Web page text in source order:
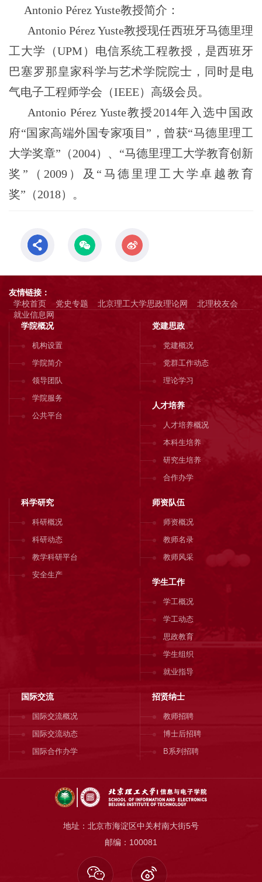
Antonio Pérez Yuste教授简介：
Antonio Pérez Yuste教授现任西班牙马德里理
工大学（UPM）电信系统工程教授，是西班牙
巴塞罗那皇家科学与艺术学院院士，同时是电
气电子工程师学会（IEEE）高级会员。
Antonio Pérez Yuste教授2014年入选中国政
府“国家高端外国专家项目”，曾获“马德里理工
大学奖章”（2004）、“马德里理工大学教育创新
奖”（2009）及“马德里理工大学卓越教育
奖”（2018）。
友情链接：
学校首页
党史专题 北京理工大学思政理论网
北理校友会
就业信息网
学院概况
机构设置
学院简介
领导团队
学院服务
公共平台
党建思政
党建概况
党群工作动态
理论学习
人才培养
人才培养概况
本科生培养
研究生培养
合作办学
科学研究
科研概况
科研动态
教学科研平台
安全生产
师资队伍
师资概况
教师名录
教师风采
学生工作
学工概况
学工动态
思政教育
学生组织
就业指导
国际交流
国际交流概况
国际交流动态
国际合作办学
招贤纳士
教师招聘
博士后招聘
B系列招聘
地址：北京市海淀区中关村南大街5号
邮编：100081